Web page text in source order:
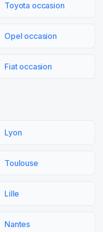
Toyota occasion
Opel occasion
Fiat occasion
Lyon
Toulouse
Lille
Nantes